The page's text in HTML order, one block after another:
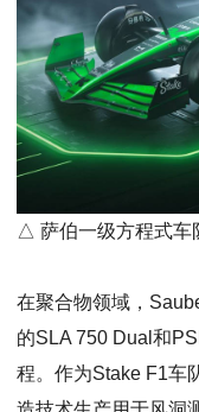
△ 萨伯一级方程式车
在聚合物领域，
的SLA 750 Dual和
程。作为Stake F1车